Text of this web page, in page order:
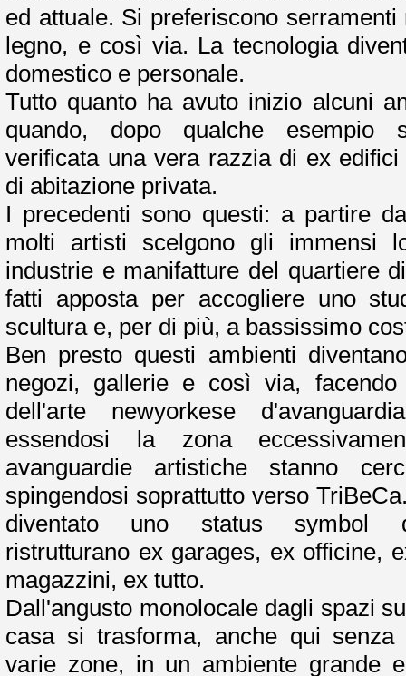
ed attuale. Si preferiscono
legno, e così via. La tecnologia
domestico e personale.
Tutto quanto ha avuto inizio alcuni
quando, dopo qualche esempio
verificata una vera razzia di ex
di abitazione privata.
I precedenti sono questi: a partire
molti artisti scelgono gli immensi
industrie e manifatture del quartiere
fatti apposta per accogliere uno
scultura e, per di più, a bassissimo
Ben presto questi ambienti
negozi, gallerie e così via,
dell'arte newyorkese
essendosi la zona
avanguardie artistiche stanno
spingendosi soprattutto verso
diventato uno status symbol
ristrutturano ex garages, ex officine,
magazzini, ex tutto.
Dall'angusto monolocale dagli spazi
casa si trasforma, anche qui
varie zone, in un ambiente grande